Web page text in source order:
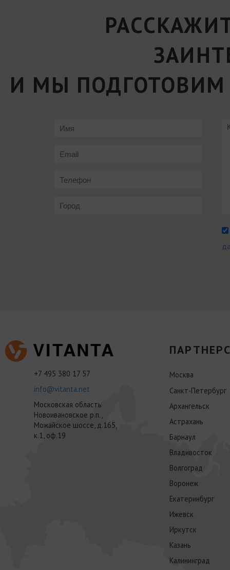
И МЫ ПОДГОТОВИМ
+7 495 380 17 57
info@vitanta.net
Московская область
Новоивановское р.п.,
Можайское шоссе, д.165,
к.1, оф.19
Москва
Санкт-Петербург
Архангельск
Астрахань
Барнаул
Владивосток
Волгоград
Воронеж
Екатеринбург
Ижевск
Иркутск
Казань
Калининград